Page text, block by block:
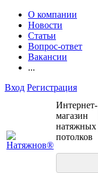
О компании
Новости
Статьи
Вопрос-ответ
Вакансии
...
Вход Регистрация
Интернет-
магазин
натяжных
потолков